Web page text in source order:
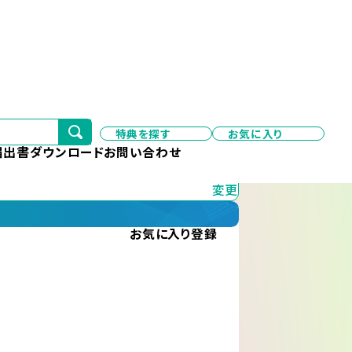
特典を探す お気に入り
書ダウンロードお問い合わせ
変更
変更
お気に入り登録